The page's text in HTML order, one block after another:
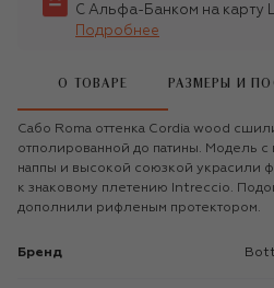
С Альфа-Банком на карту
Подробнее
О ТОВАРЕ РАЗМЕРЫ И
Сабо Roma оттенка Cordia wood
отполированной до патины. Модель с
наппы и высокой союзкой украсили
к знаковому плетению Intreccio.
дополнили рифленым протектором.
Бренд